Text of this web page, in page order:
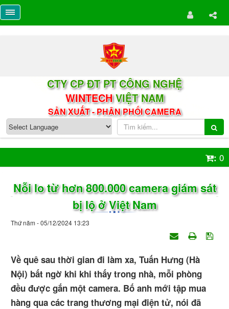
CTY CP ĐT PT CÔNG NGHỆ
WINTECHVIỆT NAM
SẢN XUẤT - PHÂN PHỐI CAMERA
: 0
Nỗi lo từ hơn 800.000 camera giám sát
bị lộ ở Việt Nam
Thứ năm - 05/12/2024 13:23
Về quê sau thời gian đi làm xa, Tuấn Hưng (Hà
Nội) bất ngờ khi khi thấy trong nhà, mỗi phòng
đều được gắn một camera. Bố anh mới tập mua
hàng qua các trang thương mại điện tử, nói đã